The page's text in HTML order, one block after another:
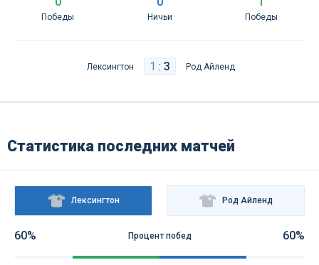
Победы Ничьи Победы
Лексингтон 1 : 3 Род Айленд
Статистика последних матчей
Лексингтон Род Айленд
60% Процент побед 60%